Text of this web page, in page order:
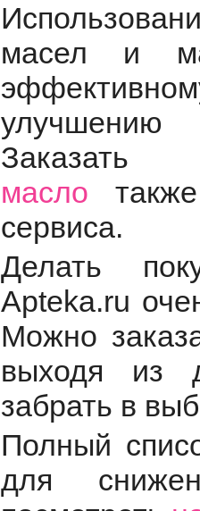
масел и
улучшению
Заказать
масло
сервиса.
Делать
Apteka.ru
Можно
выходя из
забрать в
Полный
для